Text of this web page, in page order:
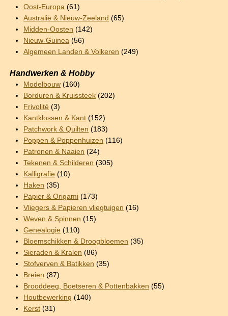
Oost-Europa (61)
Australië & Nieuw-Zeeland (65)
Midden-Oosten (142)
Nieuw-Guinea (56)
Algemeen Landen & Volkeren (249)
Handwerken & Hobby
Modelbouw (160)
Borduren & Kruissteek (202)
Frivolité (3)
Kantklossen & Kant (152)
Patchwork & Quilten (183)
Poppen & Poppenhuizen (116)
Patronen & Naaien (24)
Tekenen & Schilderen (305)
Kalligrafie (10)
Haken (35)
Papier & Origami (173)
Vliegers & Papieren vliegtuigen (16)
Weven & Spinnen (15)
Genealogie (110)
Bloemschikken & Droogbloemen (35)
Sieraden & Kralen (86)
Stofverven & Batikken (35)
Breien (87)
Brooddeeg, Boetseren & Pottenbakken (55)
Houtbewerking (140)
Kerst (31)